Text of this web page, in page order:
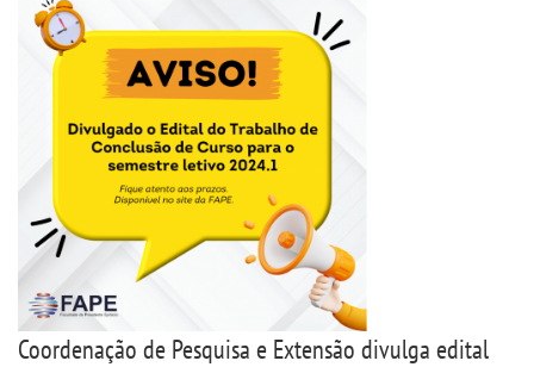
Coordenação de Pesquisa e Extensão divulga edital